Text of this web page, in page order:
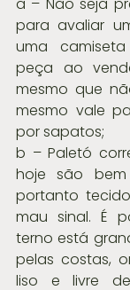
para avaliar
uma
peça ao
mesmo que
mesmo vale
por sapatos;
b – Paletó
hoje são
portanto
mau sinal. É
terno está
pelas costas,
liso e livre